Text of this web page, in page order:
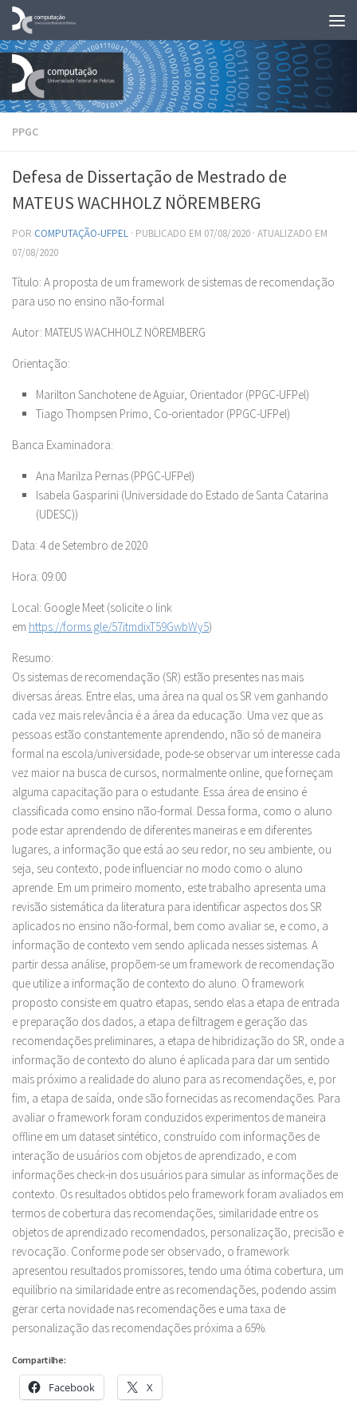
Skip to content
PPGC
Defesa de Dissertação de Mestrado de
MATEUS WACHHOLZ NÖREMBERG
POR COMPUTAÇÃO-UFPEL · PUBLICADO EM 07/08/2020 · ATUALIZADO EM
07/08/2020
Título: A proposta de um framework de sistemas de recomendação
para uso no ensino não-formal
Autor: MATEUS WACHHOLZ NÖREMBERG
Orientação:
Marilton Sanchotene de Aguiar, Orientador (PPGC-UFPel)
Tiago Thompsen Primo, Co-orientador (PPGC-UFPel)
Banca Examinadora:
Ana Marilza Pernas (PPGC-UFPel)
Isabela Gasparini (Universidade do Estado de Santa Catarina
(UDESC))
Data: 4 de Setembro de 2020
Hora: 09:00
Local: Google Meet (solicite o link
em https://forms.gle/57itmdixT59GwbWy5)
Resumo:
Os sistemas de recomendação (SR) estão presentes nas mais
diversas áreas. Entre elas, uma área na qual os SR vem ganhando
cada vez mais relevância é a área da educação. Uma vez que as
pessoas estão constantemente aprendendo, não só de maneira
formal na escola/universidade, pode-se observar um interesse cada
vez maior na busca de cursos, normalmente online, que forneçam
alguma capacitação para o estudante. Essa área de ensino é
classificada como ensino não-formal. Dessa forma, como o aluno
pode estar aprendendo de diferentes maneiras e em diferentes
lugares, a informação que está ao seu redor, no seu ambiente, ou
seja, seu contexto, pode influenciar no modo como o aluno
aprende. Em um primeiro momento, este trabalho apresenta uma
revisão sistemática da literatura para identificar aspectos dos SR
aplicados no ensino não-formal, bem como avaliar se, e como, a
informação de contexto vem sendo aplicada nesses sistemas. A
partir dessa análise, propõem-se um framework de recomendação
que utilize a informação de contexto do aluno. O framework
proposto consiste em quatro etapas, sendo elas a etapa de entrada
e preparação dos dados, a etapa de filtragem e geração das
recomendações preliminares, a etapa de hibridização do SR, onde a
informação de contexto do aluno é aplicada para dar um sentido
mais próximo a realidade do aluno para as recomendações, e, por
fim, a etapa de saída, onde são fornecidas as recomendações. Para
avaliar o framework foram conduzidos experimentos de maneira
offline em um dataset sintético, construído com informações de
interação de usuários com objetos de aprendizado, e com
informações check-in dos usuários para simular as informações de
contexto. Os resultados obtidos pelo framework foram avaliados em
termos de cobertura das recomendações, similaridade entre os
objetos de aprendizado recomendados, personalização, precisão e
revocação. Conforme pode ser observado, o framework
apresentou resultados promissores, tendo uma ótima cobertura, um
equilíbrio na similaridade entre as recomendações, podendo assim
gerar certa novidade nas recomendações e uma taxa de
personalização das recomendações próxima a 65%.
Compartilhe:
Facebook X